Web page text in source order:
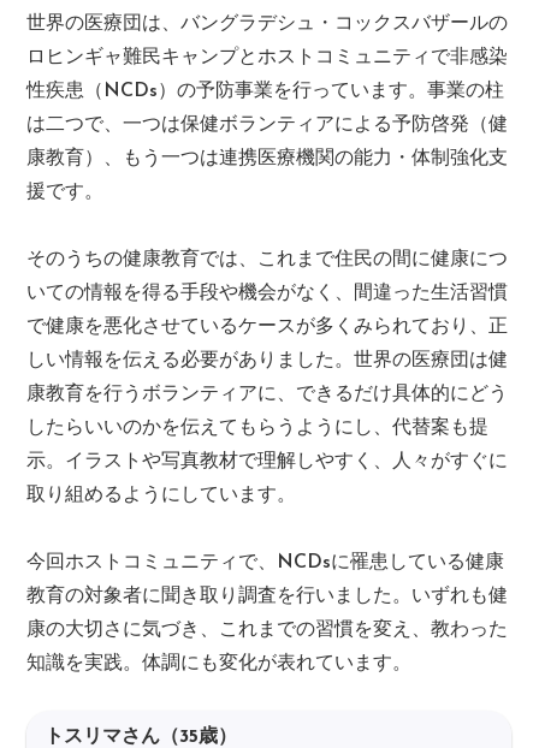
世界の医療団は、バングラデシュ・コックスバザールの
ロヒンギャ難民キャンプとホストコミュニティで非感染
性疾患（NCDs）の予防事業を行っています。事業の柱
は二つで、一つは保健ボランティアによる予防啓発（健
康教育）、もう一つは連携医療機関の能力・体制強化支
援です。
そのうちの健康教育では、これまで住民の間に健康につ
いての情報を得る手段や機会がなく、間違った生活習慣
で健康を悪化させているケースが多くみられており、正
しい情報を伝える必要がありました。世界の医療団は健
康教育を行うボランティアに、できるだけ具体的にどう
したらいいのかを伝えてもらうようにし、代替案も提
示。イラストや写真教材で理解しやすく、人々がすぐに
取り組めるようにしています。
今回ホストコミュニティで、NCDsに罹患している健康
教育の対象者に聞き取り調査を行いました。いずれも健
康の大切さに気づき、これまでの習慣を変え、教わった
知識を実践。体調にも変化が表れています。
トスリマさん（35歳）